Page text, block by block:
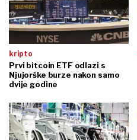
kripto
Prvi bitcoin ETF odlazi s
Njujorške burze nakon samo
dvije godine